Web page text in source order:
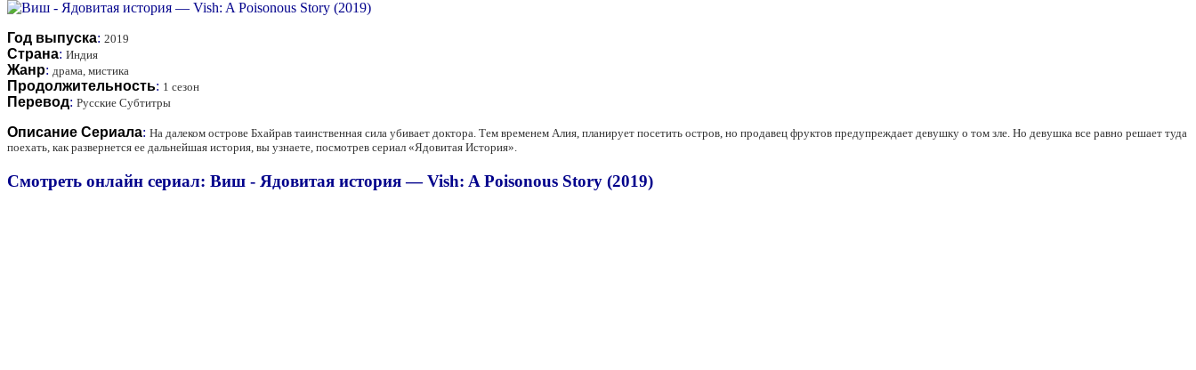
Год выпуска: 2019
Страна: Индия
Жанр: драма, мистика
Продолжительность: 1 сезон
Перевод: Русские Субтитры
Описание Сериала: На далеком острове Бхайрав таинственная сила убивает доктора. Тем временем Алия, планирует посетить остров, но продавец фруктов предупреждает девушку о том зле. Но девушка все равно решает туда
поехать, как развернется ее дальнейшая история, вы узнаете, посмотрев сериал «Ядовитая История».
Смотреть онлайн сериал: Виш - Ядовитая история — Vish: A Poisonous Story (2019)